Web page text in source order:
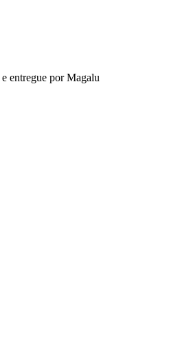
e entregue por Magalu